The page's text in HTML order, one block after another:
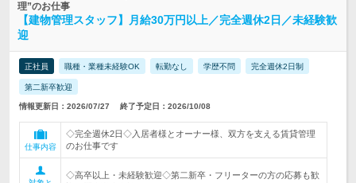
理”のお仕事
【建物管理スタッフ】月給30万円以上／完全週休2日／未経験歓
迎
正社員 職種・業種未経験OK 転勤なし 学歴不問 完全週休2日制
第二新卒歓迎
情報更新日：2026/07/27 終了予定日：2026/10/08
仕事内容
◇完全週休2日◇入居者様とオーナー様、双方を支える賃貸管理
のお仕事です
◇高卒以上・未経験歓迎◇第二新卒・フリーターの方の応募も歓